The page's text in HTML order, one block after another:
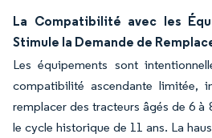
La Compatibilité avec les
Stimule la Demande de
Les équipements sont
compatibilité ascendante limitée,
remplacer des tracteurs âgés de 6 à
le cycle historique de 11 ans. La